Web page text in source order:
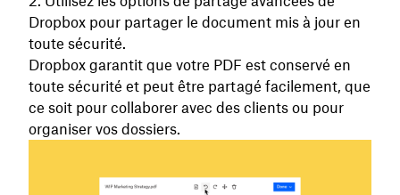
Dropbox pour partager le document mis à jour en
toute sécurité.
Dropbox garantit que votre PDF est conservé en
toute sécurité et peut être partagé facilement, que
ce soit pour collaborer avec des clients ou pour
organiser vos dossiers.